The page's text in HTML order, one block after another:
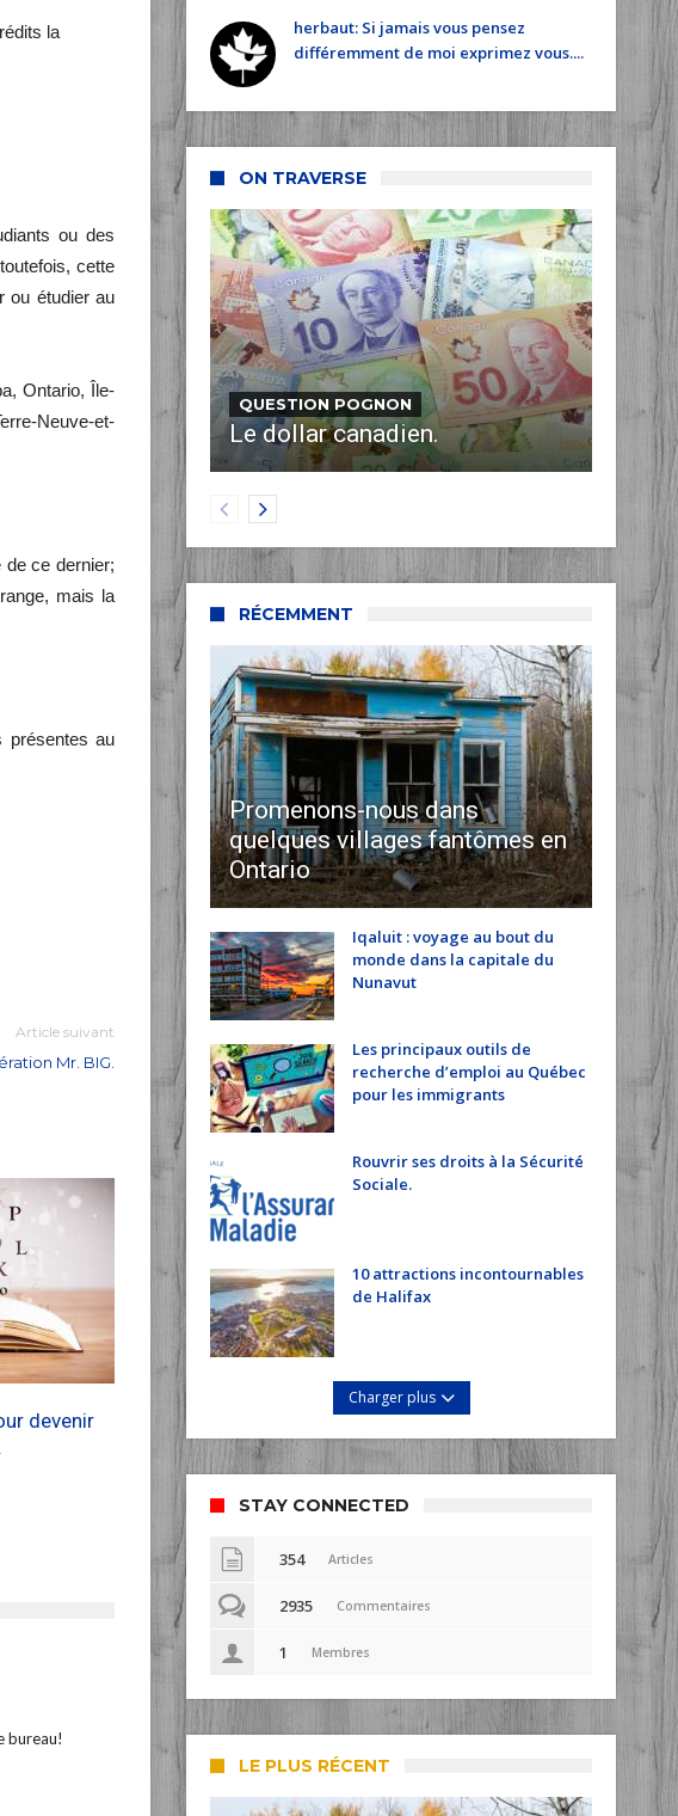
la
ou des
cette
ou étudier au
Ontario, Île-
Neuve-et-
de ce dernier;
mais la
présentes au
Article suivant
Mr. BIG.
devenir
bureau!
herbaut: Si jamais vous pensez
différemment de moi exprimez vous....
ON TRAVERSE
QUESTION POGNON
Le dollar canadien.
RÉCEMMENT
Promenons-nous dans
quelques villages fantômes en
Ontario
Iqaluit : voyage au bout du
monde dans la capitale du
Nunavut
Les principaux outils de
recherche d’emploi au Québec
pour les immigrants
Rouvrir ses droits à la Sécurité
Sociale.
10 attractions incontournables
de Halifax
Charger plus
STAY CONNECTED
354 Articles
2935 Commentaires
1 Membres
LE PLUS RÉCENT